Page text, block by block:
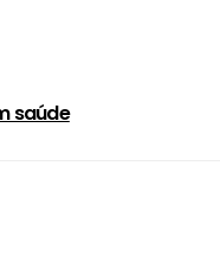
saúde